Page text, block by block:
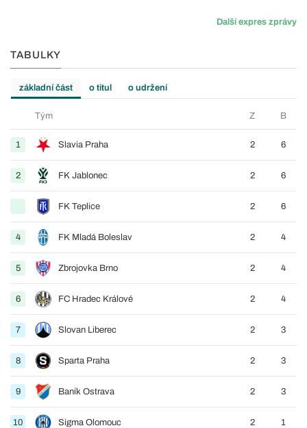
Další expres zprávy
TABULKY
základní část o titul o udržení
Tým Z B
1 Slavia Praha 2 6
2 FK Jablonec 2 6
FK Teplice 2 6
4 FK Mladá Boleslav 2 4
5 Zbrojovka Brno 2 4
6 FC Hradec Králové 2 4
7 Slovan Liberec 2 3
8 Sparta Praha 2 3
9 Baník Ostrava 2 3
10 Sigma Olomouc 2 1